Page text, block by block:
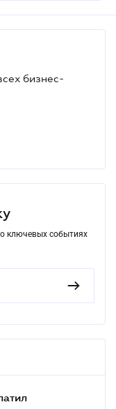
бизнес-
ключевых событиях